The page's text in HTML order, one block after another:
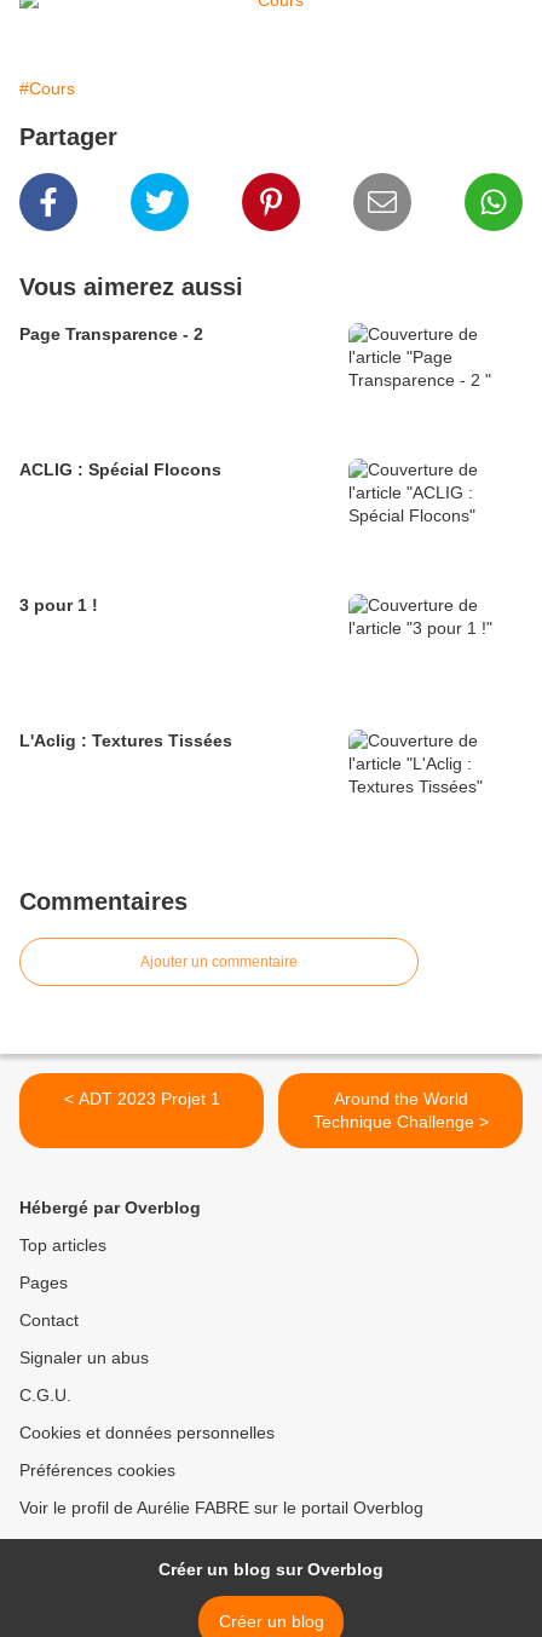
#Cours
Partager
Vous aimerez aussi
Page Transparence - 2
ACLIG : Spécial Flocons
3 pour 1 !
L'Aclig : Textures Tissées
Commentaires
Ajouter un commentaire
< ADT 2023 Projet 1
Around the World
Technique Challenge >
Hébergé par Overblog
Top articles
Pages
Contact
Signaler un abus
C.G.U.
Cookies et données personnelles
Préférences cookies
Voir le profil de Aurélie FABRE sur le portail Overblog
Créer un blog sur Overblog
Créer un blog